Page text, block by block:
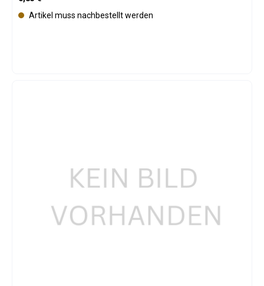
Artikel muss nachbestellt werden